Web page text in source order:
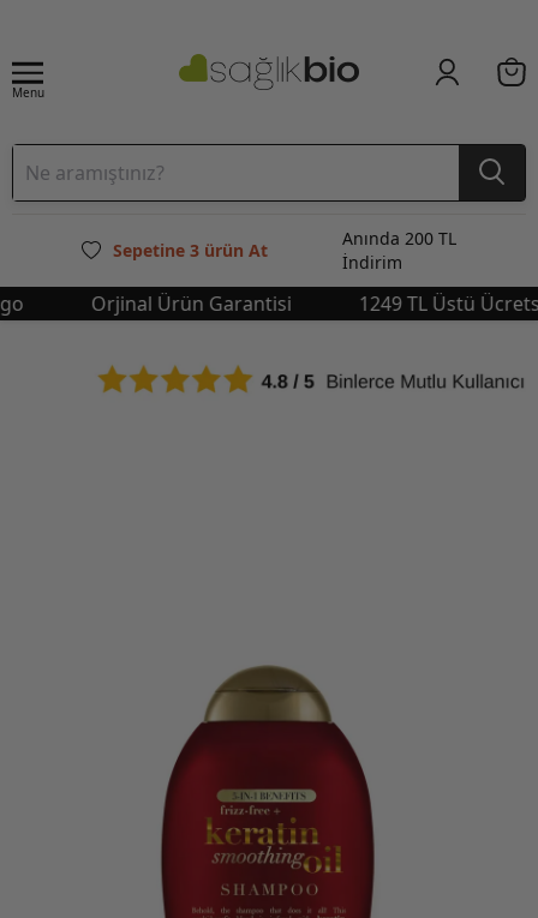
Menu
Sepetine 3 ürün At
Anında 200 TL
İndirim
Orjinal Ürün Garantisi 1249 TL Üstü Ücretsiz